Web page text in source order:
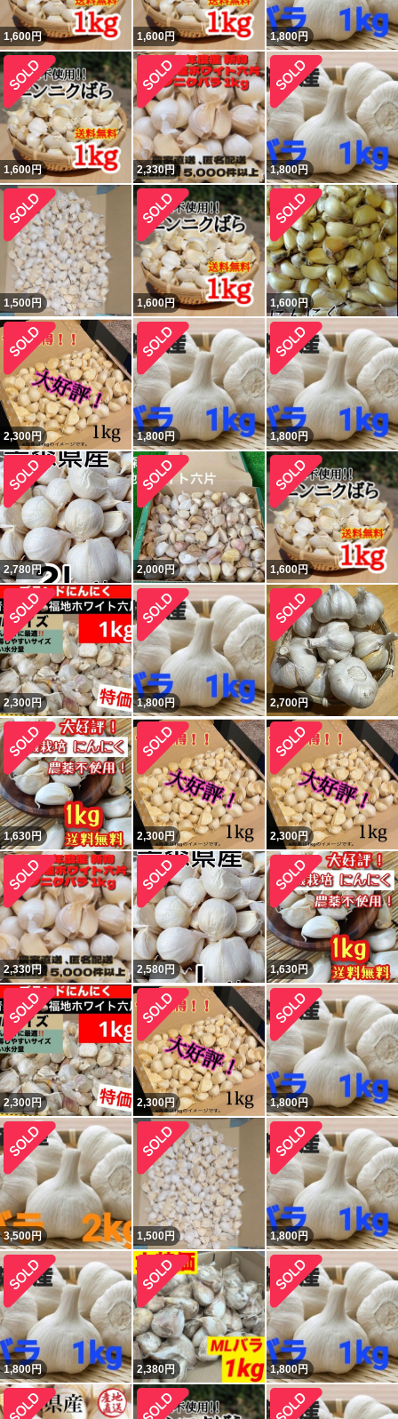
1,600円 1,600円 1,800円
1,600円 2,330円 1,800円
1,500円 1,600円 1,600円
2,300円 1,800円 1,800円
2,780円 2,000円 1,600円
2,300円 1,800円 2,700円
1,630円 2,300円 2,300円
2,330円 2,580円 1,630円
2,300円 2,300円 1,800円
3,500円 1,500円 1,800円
1,800円 2,380円 1,800円